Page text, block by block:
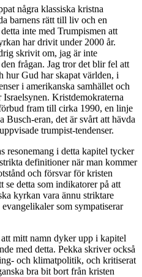
några klassiska kristna
barnens rätt till liv och en
inte med Trumpismen att
har drivit under 2000 år.
skrivit om, jag är inte
frågan. Jag tror det blir fel att
hur Gud har skapat världen, i
i amerikanska samhället och
Kristdemokraterna
fram till cirka 1990, en linje
eran, det är svårt att hävda
trumpist-tendenser.
resonemang i detta kapitel tycker
definitioner när man kommer
och försvar för kristen
se detta som indikatorer på att
kyrkan vara ännu striktare
som sympatiserar
mitt namn dyker upp i kapitel
med detta. Pekka skriver också
och klimatpolitik, och kritiserat
bra bit bort från kristen